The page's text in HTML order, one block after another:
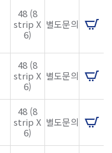
48 (8
strip X
6)
별도문의
48 (8
strip X
6)
별도문의
48 (8
strip X
6)
별도문의